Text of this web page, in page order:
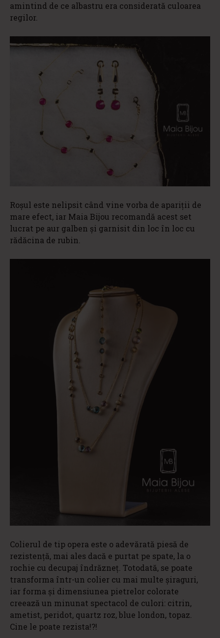
amintind de ce albastru era considerată culoarea
regilor.
Roșul este nelipsit când vine vorba de apariții de
mare efect, iar Maia Bijou recomandă acest set
lucrat pe aur galben și garnisit din loc în loc cu
rădăcina de rubin.
Colierul de tip opera este o adevărată piesă de
rezistență, mai ales dacă e purtat pe spate, la o
rochie cu decupaj îndrăzneț. Totodată, se poate
transforma într-un colier cu mai multe șiraguri,
iar forma și dimensiunea pietrelor colorate
creează un minunat spectacol de culori: citrin,
ametist, peridot, quartz roz, blue london, topaz.
Cine le poate rezista!?!